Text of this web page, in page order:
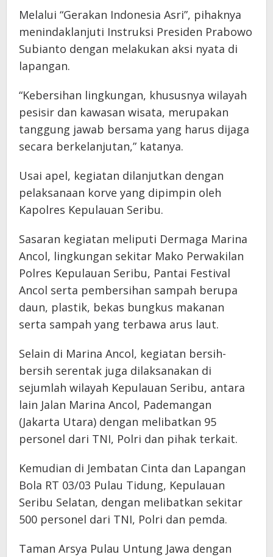
Melalui “Gerakan Indonesia Asri”, pihaknya
menindaklanjuti Instruksi Presiden Prabowo
Subianto dengan melakukan aksi nyata di
lapangan.
“Kebersihan lingkungan, khususnya wilayah
pesisir dan kawasan wisata, merupakan
tanggung jawab bersama yang harus dijaga
secara berkelanjutan,” katanya.
Usai apel, kegiatan dilanjutkan dengan
pelaksanaan korve yang dipimpin oleh
Kapolres Kepulauan Seribu.
Sasaran kegiatan meliputi Dermaga Marina
Ancol, lingkungan sekitar Mako Perwakilan
Polres Kepulauan Seribu, Pantai Festival
Ancol serta pembersihan sampah berupa
daun, plastik, bekas bungkus makanan
serta sampah yang terbawa arus laut.
Selain di Marina Ancol, kegiatan bersih-
bersih serentak juga dilaksanakan di
sejumlah wilayah Kepulauan Seribu, antara
lain Jalan Marina Ancol, Pademangan
(Jakarta Utara) dengan melibatkan 95
personel dari TNI, Polri dan pihak terkait.
Kemudian di Jembatan Cinta dan Lapangan
Bola RT 03/03 Pulau Tidung, Kepulauan
Seribu Selatan, dengan melibatkan sekitar
500 personel dari TNI, Polri dan pemda.
Taman Arsya Pulau Untung Jawa dengan